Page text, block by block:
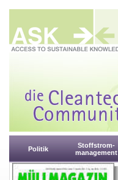
Politik
Stoffstrom-
management